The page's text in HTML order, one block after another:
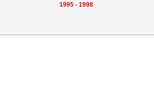
1995 - 1998